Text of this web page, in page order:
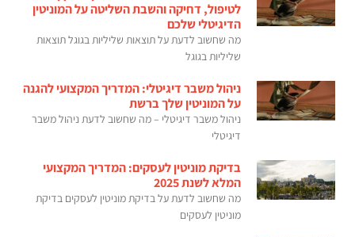
לטיפול, דחיקה והשבת השליטה על המוניטין
הדיגיטלי שלכם
מה שחשוב לדעת על תוצאות שליליות בגוגל תוצאות
שליליות בגוגל
ניהול משבר דיגיטלי: המדריך המקצועי להגנה
על המוניטין שלך ברשת
ניהול משבר דיגיטלי – מה שחשוב לדעת ניהול משבר
דיגיטלי
בדיקת מוניטין לעסקים: המדריך המקצועי
המלא לשנת 2025
מה שחשוב לדעת על בדיקת מוניטין לעסקים בדיקת
מוניטין לעסקים